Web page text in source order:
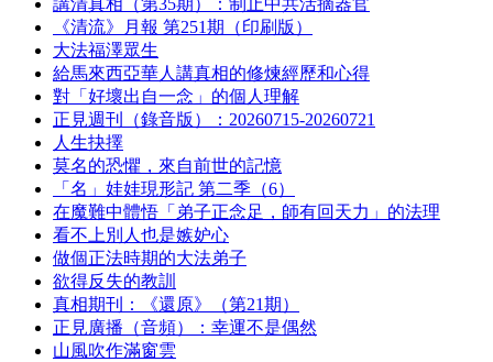
講清真相（第35期）：制止中共活摘器官
《清流》月報 第251期（印刷版）
大法福澤眾生
給馬來西亞華人講真相的修煉經歷和心得
對「好壞出自一念」的個人理解
正見週刊（錄音版）：20260715-20260721
人生抉擇
莫名的恐懼，來自前世的記憶
「名」娃娃現形記 第二季（6）
在魔難中體悟「弟子正念足，師有回天力」的法理
看不上別人也是嫉妒心
做個正法時期的大法弟子
欲得反失的教訓
真相期刊：《還原》（第21期）
正見廣播（音頻）：幸運不是偶然
山風吹作滿窗雲